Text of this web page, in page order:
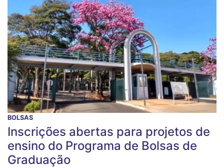
BOLSAS
Inscrições abertas para projetos de
ensino do Programa de Bolsas de
Graduação